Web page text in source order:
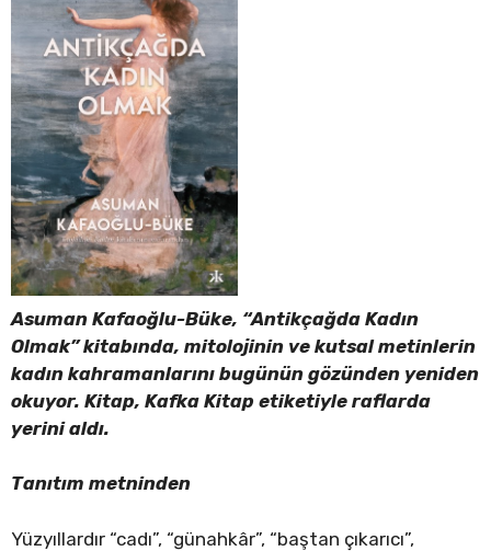
Asuman Kafaoğlu-Büke, “Antikçağda Kadın
Olmak” kitabında, mitolojinin ve kutsal metinlerin
kadın kahramanlarını bugünün gözünden yeniden
okuyor. Kitap, Kafka Kitap etiketiyle raflarda
yerini aldı.
Tanıtım metninden
Yüzyıllardır “cadı”, “günahkâr”, “baştan çıkarıcı”,